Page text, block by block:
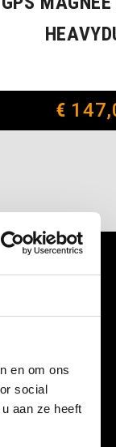
en om ons
social
aan ze heeft
€